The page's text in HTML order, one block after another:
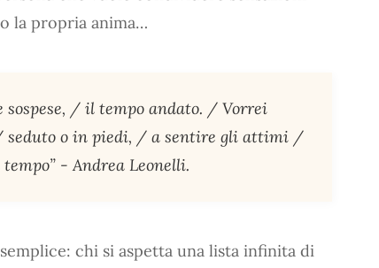
la propria anima…
/ il tempo andato. / Vorrei
seduto o in piedi, / a sentire gli attimi /
- Andrea Leonelli.
chi si aspetta una lista infinita di